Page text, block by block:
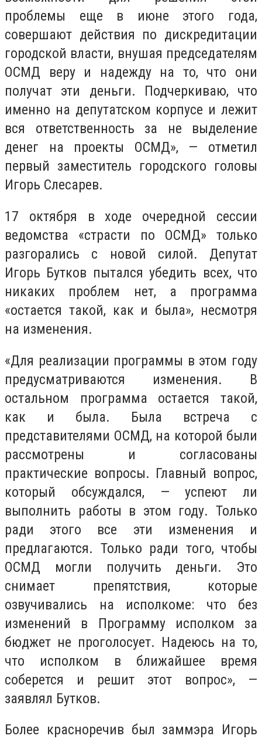
проблемы еще в июне этого года,
совершают действия по дискредитации
городской власти, внушая председателям
ОСМД веру и надежду на то, что они
получат эти деньги. Подчеркиваю, что
именно на депутатском корпусе и лежит
вся ответственность за не выделение
денег на проекты ОСМД», — отметил
первый заместитель городского головы
Игорь Слесарев.
17 октября в ходе очередной сессии
ведомства «страсти по ОСМД» только
разгорались с новой силой. Депутат
Игорь Бутков пытался убедить всех, что
никаких проблем нет, а программа
«остается такой, как и была», несмотря
на изменения.
«Для реализации программы в этом году
предусматриваются изменения. В
остальном программа остается такой,
как и была. Была встреча с
представителями ОСМД, на которой были
рассмотрены и согласованы
практические вопросы. Главный вопрос,
который обсуждался, — успеют ли
выполнить работы в этом году. Только
ради этого все эти изменения и
предлагаются. Только ради того, чтобы
ОСМД могли получить деньги. Это
снимает препятствия, которые
озвучивались на исполкоме: что без
изменений в Программу исполком за
бюджет не проголосует. Надеюсь на то,
что исполком в ближайшее время
соберется и решит этот вопрос», —
заявлял Бутков.
Более красноречив был заммэра Игорь